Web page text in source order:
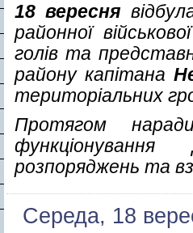
18 вересня
районної
голів та
району капітана
територіальних
Протягом
розпоряджень та
Середа, 18